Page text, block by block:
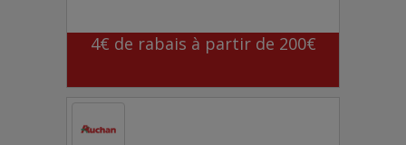
4€ de rabais à partir de 200€